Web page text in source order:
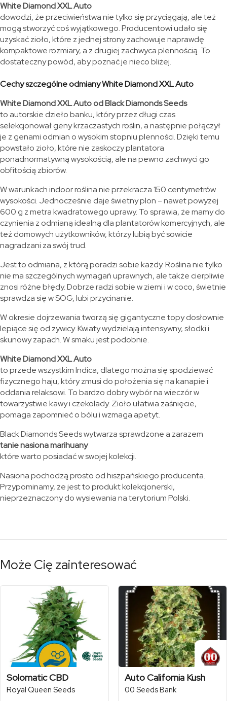
White Diamond XXL Auto
dowodzi, że przeciwieństwa nie tylko się przyciągają, ale też
mogą stworzyć coś wyjątkowego. Producentowi udało się
uzyskać zioło, które z jednej strony zachowuje naprawdę
kompaktowe rozmiary, a z drugiej zachwyca plennością. To
dostateczny powód, aby poznać je nieco bliżej.
Cechy szczególne odmiany White Diamond XXL Auto
White Diamond XXL Auto od Black Diamonds Seeds
to autorskie dzieło banku, który przez długi czas
selekcjonował geny krzaczastych roślin, a następnie połączył
je z genami odmian o wysokim stopniu plenności. Dzięki temu
powstało zioło, które nie zaskoczy plantatora
ponadnormatywną wysokością, ale na pewno zachwyci go
obfitością zbiorów.
W warunkach indoor roślina nie przekracza 150 centymetrów
wysokości. Jednocześnie daje świetny plon – nawet powyżej
600 g z metra kwadratowego uprawy. To sprawia, że mamy do
czynienia z odmianą idealną dla plantatorów komercyjnych, ale
też domowych użytkowników, którzy lubią być sowicie
nagradzani za swój trud.
Jest to odmiana, z którą poradzi sobie każdy. Roślina nie tylko
nie ma szczególnych wymagań uprawnych, ale także cierpliwie
znosi różne błędy. Dobrze radzi sobie w ziemi i w coco, świetnie
sprawdza się w SOG, lubi przycinanie.
W okresie dojrzewania tworzą się gigantyczne topy dosłownie
lepiące się od żywicy. Kwiaty wydzielają intensywny, słodki i
skunowy zapach. W smaku jest podobnie.
White Diamond XXL Auto
to przede wszystkim Indica, dlatego można się spodziewać
fizycznego haju, który zmusi do położenia się na kanapie i
oddania relaksowi. To bardzo dobry wybór na wieczór w
towarzystwie kawy i czekolady. Zioło ułatwia zaśnięcie,
pomaga zapomnieć o bólu i wzmaga apetyt.
Black Diamonds Seeds wytwarza sprawdzone a zarazem
tanie nasiona marihuany
które warto posiadać w swojej kolekcji.
Nasiona pochodzą prosto od hiszpańskiego producenta.
Przypominamy, że jest to produkt kolekcjonerski,
nieprzeznaczony do wysiewania na terytorium Polski.
Może Cię zainteresować
Solomatic CBD
Royal Queen Seeds
Auto California Kush
00 Seeds Bank